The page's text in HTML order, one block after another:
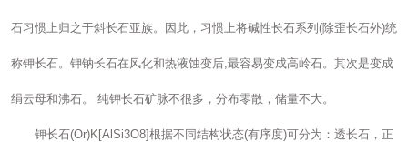
石习惯上归之于斜长石亚族。因此，习惯上将碱性长石系列(除歪长石外)统
称钾长石。钾钠长石在风化和热液蚀变后,最容易变成高岭石。其次是变成
绢云母和沸石。 纯钾长石矿脉不很多，分布零散，储量不大。
钾长石(Or)K[AlSi3O8]根据不同结构状态(有序度)可分为：透长石，正